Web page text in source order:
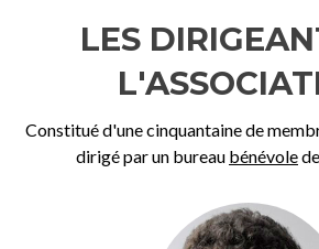
LES
Constitué d'une cinquantaine de
dirigé par un bureau bénévole